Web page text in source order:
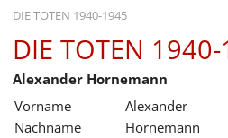
DIE TOTEN 1940-1945
STARTSEITE
AKTUELLES
AUSSTELLUNGEN
DIE TOTEN
Alexander Hornemann
Vorname
Alexander
Nachname
Hornemann